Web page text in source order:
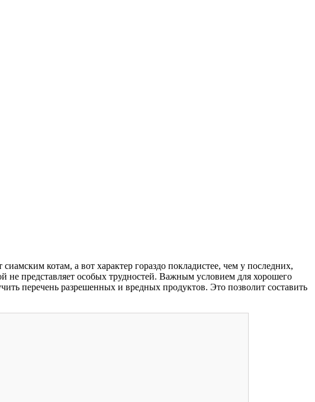
котам, а вот характер гораздо покладистее, чем у последних,
не представляет особых трудностей. Важным условием для хорошего
перечень разрешенных и вредных продуктов. Это позволит составить